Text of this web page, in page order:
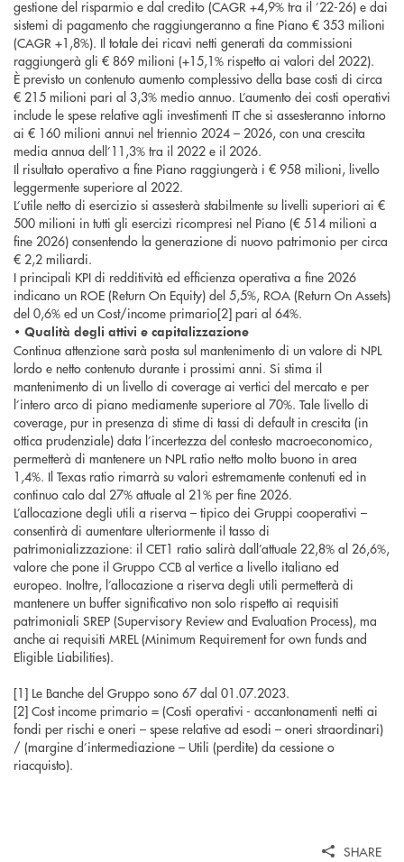
gestione del risparmio e dal credito (CAGR +4,9% tra il ’22-26) e dai
sistemi di pagamento che raggiungeranno a fine Piano € 353 milioni
(CAGR +1,8%). Il totale dei ricavi netti generati da commissioni
raggiungerà gli € 869 milioni (+15,1% rispetto ai valori del 2022).
È previsto un contenuto aumento complessivo della base costi di circa
€ 215 milioni pari al 3,3% medio annuo. L’aumento dei costi operativi
include le spese relative agli investimenti IT che si assesteranno intorno
ai € 160 milioni annui nel triennio 2024 – 2026, con una crescita
media annua dell’11,3% tra il 2022 e il 2026.
Il risultato operativo a fine Piano raggiungerà i € 958 milioni, livello
leggermente superiore al 2022.
L’utile netto di esercizio si assesterà stabilmente su livelli superiori ai €
500 milioni in tutti gli esercizi ricompresi nel Piano (€ 514 milioni a
fine 2026) consentendo la generazione di nuovo patrimonio per circa
€ 2,2 miliardi.
I principali KPI di redditività ed efficienza operativa a fine 2026
indicano un ROE (Return On Equity) del 5,5%, ROA (Return On Assets)
del 0,6% ed un Cost/income primario[2] pari al 64%.
• Qualità degli attivi e capitalizzazione
Continua attenzione sarà posta sul mantenimento di un valore di NPL
lordo e netto contenuto durante i prossimi anni. Si stima il
mantenimento di un livello di coverage ai vertici del mercato e per
l’intero arco di piano mediamente superiore al 70%. Tale livello di
coverage, pur in presenza di stime di tassi di default in crescita (in
ottica prudenziale) data l’incertezza del contesto macroeconomico,
permetterà di mantenere un NPL ratio netto molto buono in area
1,4%. Il Texas ratio rimarrà su valori estremamente contenuti ed in
continuo calo dal 27% attuale al 21% per fine 2026.
L’allocazione degli utili a riserva – tipico dei Gruppi cooperativi –
consentirà di aumentare ulteriormente il tasso di
patrimonializzazione: il CET1 ratio salirà dall’attuale 22,8% al 26,6%,
valore che pone il Gruppo CCB al vertice a livello italiano ed
europeo. Inoltre, l’allocazione a riserva degli utili permetterà di
mantenere un buffer significativo non solo rispetto ai requisiti
patrimoniali SREP (Supervisory Review and Evaluation Process), ma
anche ai requisiti MREL (Minimum Requirement for own funds and
Eligible Liabilities).
[1] Le Banche del Gruppo sono 67 dal 01.07.2023.
[2] Cost income primario = (Costi operativi - accantonamenti netti ai
fondi per rischi e oneri – spese relative ad esodi – oneri straordinari)
/ (margine d’intermediazione – Utili (perdite) da cessione o
riacquisto).
SHARE